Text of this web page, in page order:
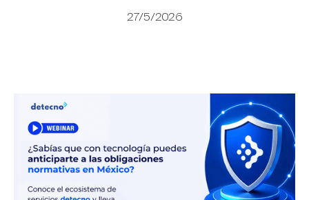
27/5/2026